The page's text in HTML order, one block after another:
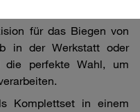
für das Biegen von
in der Werkstatt oder
die perfekte Wahl, um
Komplettset in einem